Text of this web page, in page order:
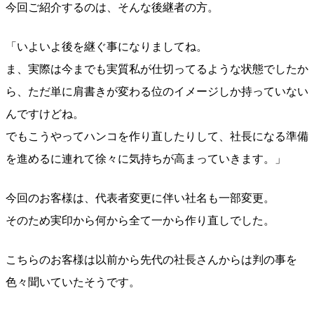
今回ご紹介するのは、そんな後継者の方。
「いよいよ後を継ぐ事になりましてね。
ま、実際は今までも実質私が仕切ってるような状態でしたか
ら、ただ単に肩書きが変わる位のイメージしか持っていない
んですけどね。
でもこうやってハンコを作り直したりして、社長になる準備
を進めるに連れて徐々に気持ちが高まっていきます。」
今回のお客様は、代表者変更に伴い社名も一部変更。
そのため実印から何から全て一から作り直しでした。
こちらのお客様は以前から先代の社長さんからは判の事を
色々聞いていたそうです。